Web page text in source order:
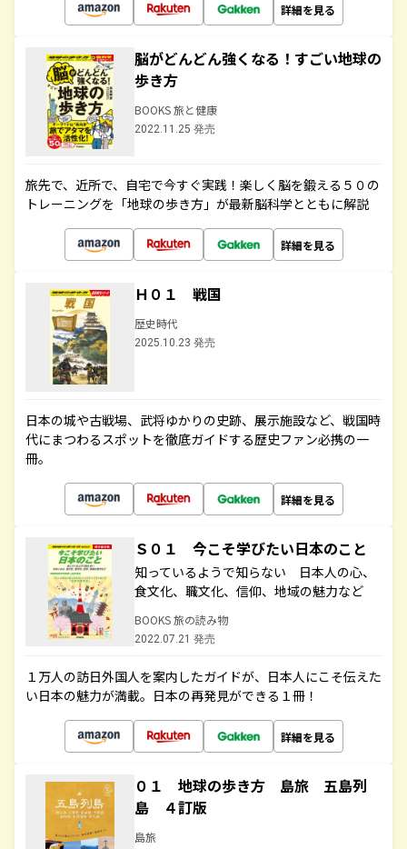
詳細を見る
脳がどんどん強くなる！すごい地球の
歩き方
BOOKS 旅と健康
2022.11.25 発売
旅先で、近所で、自宅で今すぐ実践！楽しく脳を鍛える５０の
トレーニングを「地球の歩き方」が最新脳科学とともに解説
詳細を見る
Ｈ０１ 戦国
歴史時代
2025.10.23 発売
日本の城や古戦場、武将ゆかりの史跡、展示施設など、戦国時
代にまつわるスポットを徹底ガイドする歴史ファン必携の一
冊。
詳細を見る
Ｓ０１ 今こそ学びたい日本のこと
知っているようで知らない 日本人の心、
食文化、職文化、信仰、地域の魅力など
BOOKS 旅の読み物
2022.07.21 発売
１万人の訪日外国人を案内したガイドが、日本人にこそ伝えた
い日本の魅力が満載。日本の再発見ができる１冊！
詳細を見る
０１ 地球の歩き方 島旅 五島列
島 ４訂版
島旅